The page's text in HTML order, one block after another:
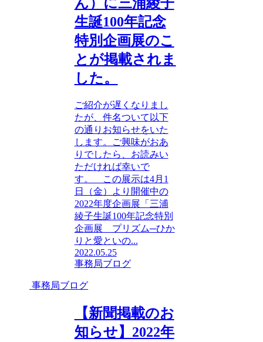
生誕100年記念
特別企画展のこ
とが掲載されま
した。
ご紹介が遅くなりまし
たが、件名ついて以下
の通りお知らせをいた
します。ご興味がおあ
りでしたら、お読みい
ただければ幸いで
す。 この展示は4月1
日（金）より開催中の
2022年度企画展「三浦
綾子生誕100年記念特別
企画展 プリズム─ひか
りと愛といの...
2022.05.25
事務局ブログ
事務局ブログ
【新聞掲載のお
知らせ】2022年